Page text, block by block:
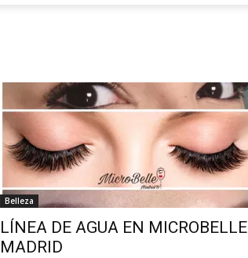
y
Belleza
LÍNEA DE AGUA EN MICROBELLE
MADRID